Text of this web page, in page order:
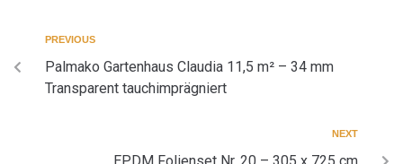
PREVIOUS
Palmako Gartenhaus Claudia 11,5 m² – 34 mm
Transparent tauchimprägniert
NEXT